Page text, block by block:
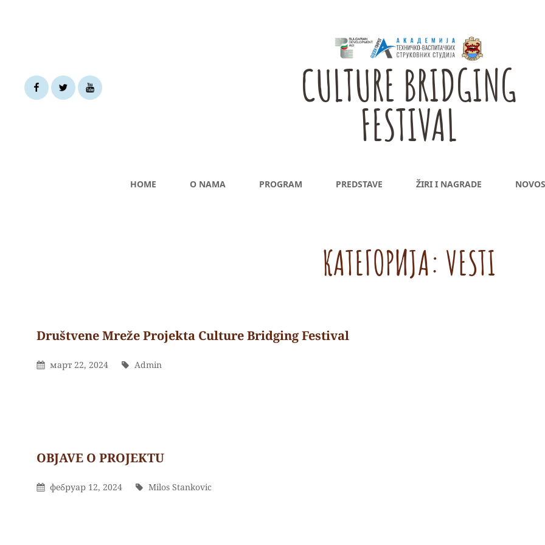
FacebookTwiterYou
tube
CULTURE BRIDGING
FESTIVAL
HOME O NAMA PROGRAM PREDSTAVE ŽIRI I NAGRADE
КАТЕГОРИЈА: VESTI
Društvene Mreže Projekta Culture Bridging Festival
By
Posted
Март 22, 2024 By
Admin
OBJAVE O PROJEKTU
By
Stankovic
Posted
Фебруар 12, 2024 By
Milos Stankovic